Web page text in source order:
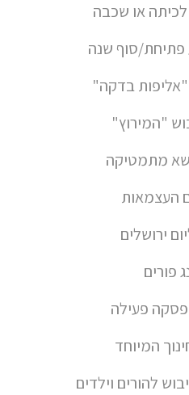
לכיתה או שכבה
פתיחת/סוף שנה
"אליפות בדקה"
"המירוץ"
מתמטיקה
העצמאות
ירושלים
פורים
פעילה
המיוחד
להורים וילדים